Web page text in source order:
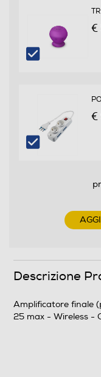
Collegamenti audio
Ingresso digitale
Uscita ottica
€
€
Descrizione
Amplificatore finale
25 max - Wireless -